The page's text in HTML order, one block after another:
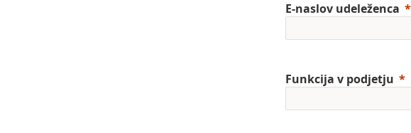
E-naslov udeleženca
Funkcija v podjetju